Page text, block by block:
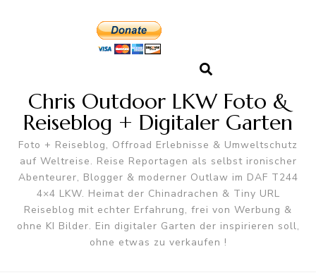
Chris Outdoor LKW Foto &
Reiseblog + Digitaler Garten
Foto + Reiseblog, Offroad Erlebnisse & Umweltschutz
auf Weltreise. Reise Reportagen als selbst ironischer
Abenteurer, Blogger & moderner Outlaw im DAF T244
4×4 LKW. Heimat der Chinadrachen & Tiny URL
Reiseblog mit echter Erfahrung, frei von Werbung &
ohne KI Bilder. Ein digitaler Garten der inspirieren soll,
ohne etwas zu verkaufen !